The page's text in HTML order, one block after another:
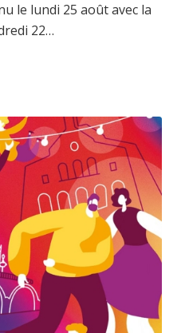
le lundi 25 août avec la
22…